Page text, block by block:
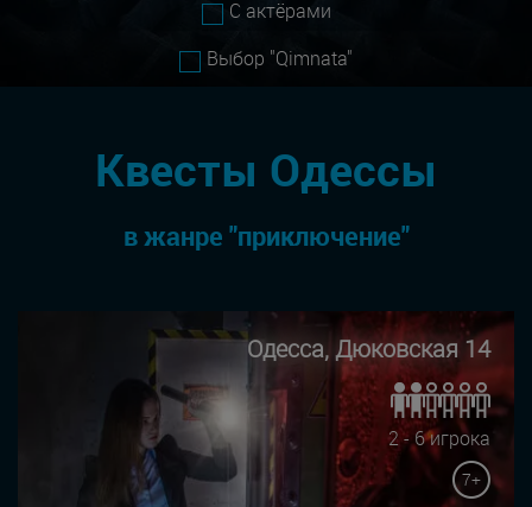
С актёрами
Выбор "Qimnata"
Квесты Одессы
в жанре "приключение"
Одесса, Дюковская 14
2 - 6 игрока
7+